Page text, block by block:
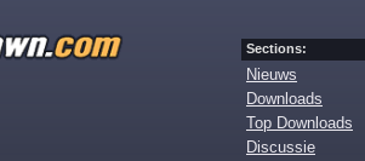
Sections:
Nieuws
Downloads
Top Downloads
Discussie